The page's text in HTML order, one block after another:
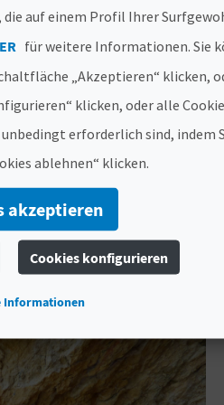
imÖkomuseum von
durch die traumhafte
, wo wir eine Route entlang
interessanten
zumPla de Petracos
versetzen wird!
möchten, können
besuchen. Machen
auf einem Profil Ihrer
für weitere Informationen. Sie
„Akzeptieren“ klicken,
klicken, oder alle
erforderlich sind, indem
ablehnen“ klicken.
akzeptieren
Cookies konfigurieren
Informationen